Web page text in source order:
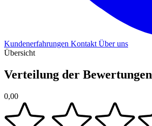
Kundenerfahrungen Kontakt Über uns
Übersicht
Verteilung der Bewertungen
0,00